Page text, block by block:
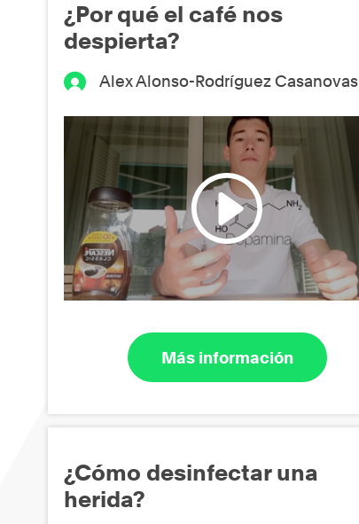
¿Por qué el café nos
despierta?
Alex Alonso-Rodríguez Casanovas
Más información
¿Cómo desinfectar una
herida?